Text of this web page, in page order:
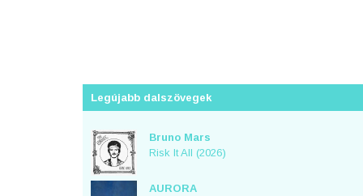
Legújabb dalszövegek
Bruno Mars
Risk It All (2026)
AURORA